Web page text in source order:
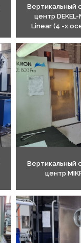
Вертикальный
центр
Linear (4 -х
Вертикальный
центр